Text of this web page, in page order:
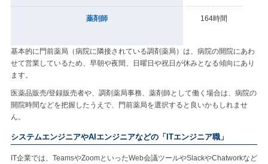
薬剤師 164時間
基本的に門前薬局（病院に隣接されている調剤薬局）は、病院の開院にあわ
せて営業しているため、早朝や夜間、日曜日や祝日が休みとなる傾向にあり
ます。
医薬品販売/登録販売者や、調剤薬局事務、薬剤師として働く場合は、病院の
開院時間などを把握したうえで、門前薬局を選択すると良いかもしれませ
ん。
システムエンジニアやAIエンジニアなどの「ITエンジニア職」
IT企業では、TeamsやZoomといったWeb会議ツールやSlackやChatworkなど